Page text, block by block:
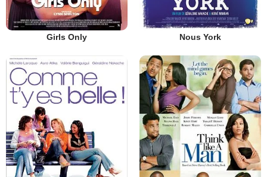
Girls Only Nous York